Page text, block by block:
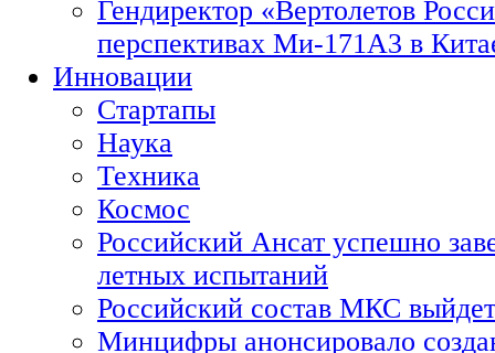
Гендиректор «Вертолетов
перспективах Ми-171А3 в
Инновации
Стартапы
Наука
Техника
Космос
Российский Ансат успешно
летных испытаний
Российский состав МКС
Минцифры анонсировало